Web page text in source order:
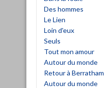
Des hommes
Le Lien
Loin d'eux
Seuls
Tout mon amour
Autour du monde
Retour à Berratham
Autour du monde